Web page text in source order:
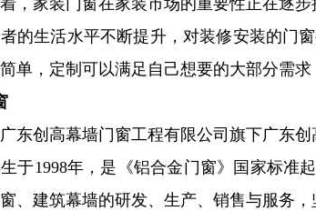
，家装门窗在家装市场的重要性正在逐步
的生活水平不断提升，对装修安装的门
单，定制可以满足自己想要的大部分需
东创高幕墙门窗工程有限公司旗下广东创
于1998年，是《铝合金门窗》国家标准
、建筑幕墙的研发、生产、销售与服务，